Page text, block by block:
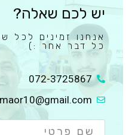
יש לכם שאלה?
אנחנו זמינים לכל
כל דבר אחר :)
072-3725867